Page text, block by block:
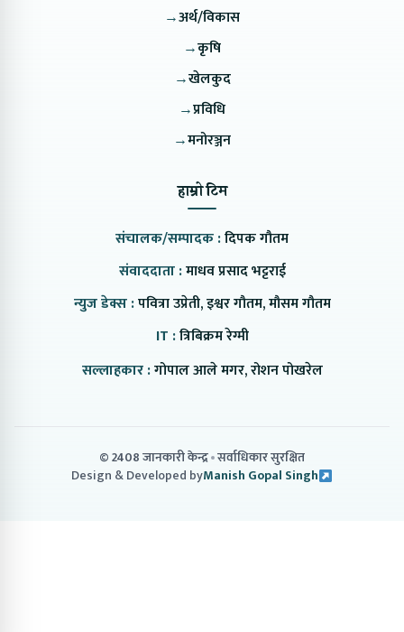
→अर्थ/विकास
→कृषि
→खेलकुद
→प्रविधि
→मनोरञ्जन
हाम्रो टिम
संचालक/सम्पादक :दिपक गौतम
संवाददाता :माधव प्रसाद भट्टराई
न्युज डेक्स :पवित्रा उप्रेती, इश्वर गौतम, मौसम गौतम
IT :त्रिबिक्रम रेग्मी
सल्लाहकार :गोपाल आले मगर, रोशन पोखरेल
© 2408 जानकारी केन्द्र सर्वाधिकार सुरक्षित
Design & Developed byManish Gopal Singh